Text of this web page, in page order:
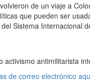
de un viaje a
que pueden ser
Sistema Internacional
activismo antimilitarista
de correo electrónico